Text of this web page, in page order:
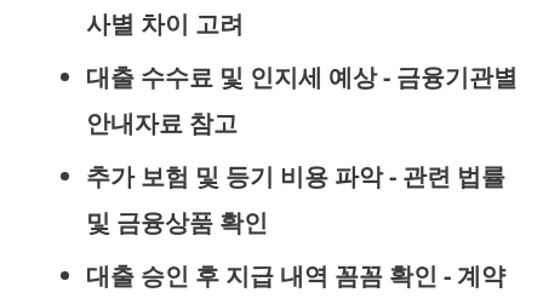
사별 차이 고려
대출 수수료 및 인지세 예상 - 금융기관별
안내자료 참고
추가 보험 및 등기 비용 파악 - 관련 법률
및 금융상품 확인
대출 승인 후 지급 내역 꼼꼼 확인 - 계약